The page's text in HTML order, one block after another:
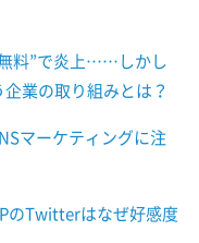
料”で炎上……しかし
業の取り組みとは？
マーケティングに注
のTwitterはなぜ好感度